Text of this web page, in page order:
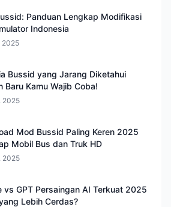
Panduan Lengkap Modifikasi
Indonesia
2025
Bussid yang Jarang Diketahui
Baru Kamu Wajib Coba!
2025
Mod Bussid Paling Keren 2025
Mobil Bus dan Truk HD
2025
vs GPT Persaingan AI Terkuat 2025
Lebih Cerdas?